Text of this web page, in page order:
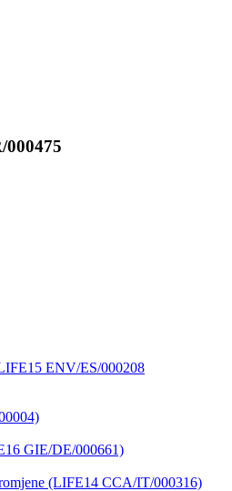
ENV/ES/000208
GIE/DE/000661)
(LIFE14 CCA/IT/000316)